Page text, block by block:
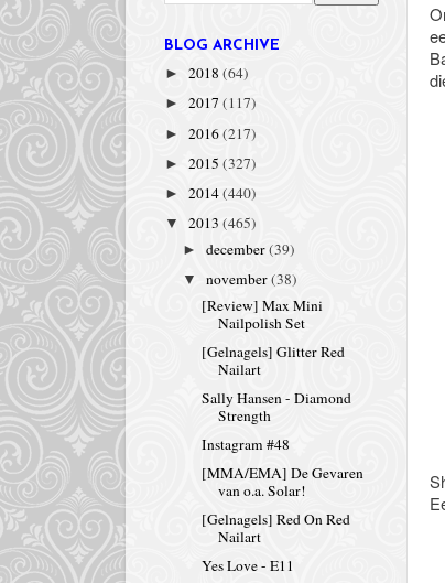
BLOG ARCHIVE
► 2018 (64)
► 2017 (117)
► 2016(217)
► 2015 (327)
► 2014(440)
▼ 2013 (465)
►december(39)
▼november(38)
[Review] Max Mini
Nailpolish Set
[Gelnagels] Glitter Red
Nailart
Sally Hansen - Diamond
Strength
Instagram #48
[MMA/EMA] De Gevaren
van o.a. Solar!
[Gelnagels] Red On Red
Nailart
Yes Love - E11